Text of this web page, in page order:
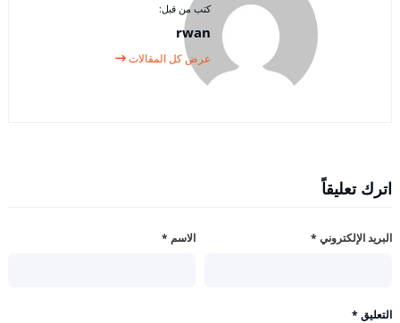
كتب من قبل:
rwan
عرض كل المقالات
اترك تعليقاً
الاسم * البريد الإلكتروني *
التعليق *